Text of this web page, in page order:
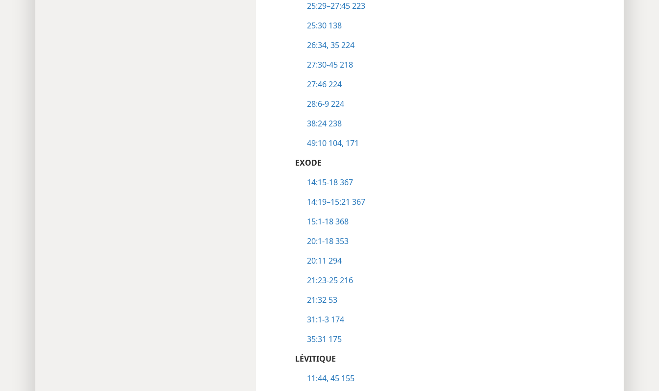
25:29–27:45223
25:30 138
26:34, 35224
27:30-45218
27:46224
28:6-9224
38:24238
49:10 104, 171
EXODE
14:15-18367
14:19–15:21 367
15:1-18368
20:1-18353
20:11 294
21:23-25216
21:32 53
31:1-3 174
35:31 175
LÉVITIQUE
11:44, 45 155